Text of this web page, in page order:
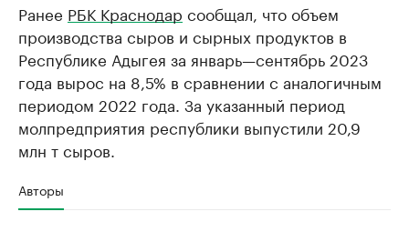
Ранее РБК Краснодар сообщал, что объем
производства сыров и сырных продуктов в
Республике Адыгея за январь—сентябрь 2023
года вырос на 8,5% в сравнении с аналогичным
периодом 2022 года. За указанный период
молпредприятия республики выпустили 20,9
млн т сыров.
Авторы